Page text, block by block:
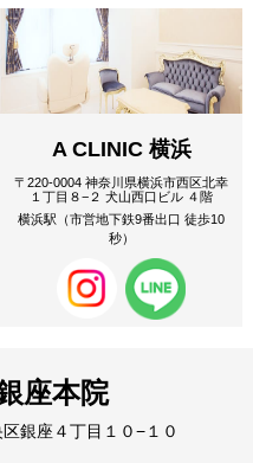
A CLINIC 横浜
〒220-0004 神奈川県横浜市西区北幸
１丁目８−２ 犬山西口ビル ４階
横浜駅（市営地下鉄9番出口 徒歩10
秒）
座本院
銀座４丁目１０−１０